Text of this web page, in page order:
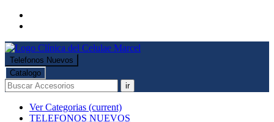
Telefonos Nuevos
Catalogo
ir
Ver Categorias (current)
TELEFONOS NUEVOS